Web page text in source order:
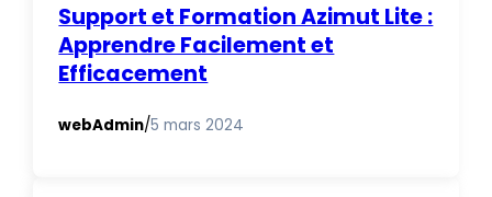
Support et Formation Azimut Lite :
Apprendre Facilement et
Efficacement
webAdmin/5 mars 2024